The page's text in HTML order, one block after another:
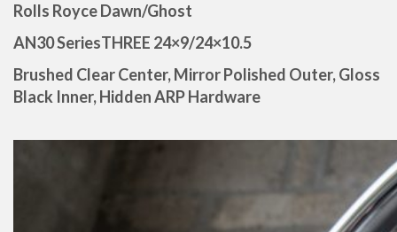
Rolls Royce Dawn/Ghost
AN30 SeriesTHREE 24×9/24×10.5
Brushed Clear Center, Mirror Polished Outer, Gloss
Black Inner, Hidden ARP Hardware